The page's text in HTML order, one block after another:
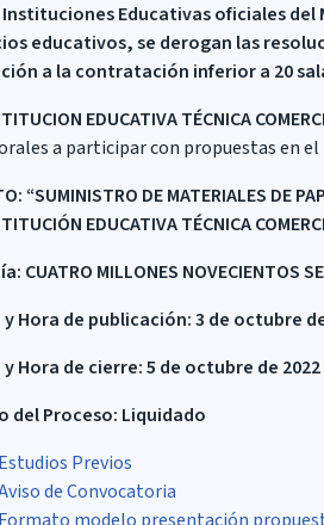
Instituciones Educativas oficiales del
educativos, se derogan las
a la contratación inferior a 20
EDUCATIVA TÉCNICA
a participar con propuestas en
“SUMINISTRO DE MATERIALES DE
EDUCATIVA TÉCNICA
CUATRO MILLONES NOVECIENTOS
y Hora de publicación: 3 de octubre
y Hora de cierre: 5 de octubre de 2022
del Proceso: Liquidado
Estudios Previos
de Convocatoria